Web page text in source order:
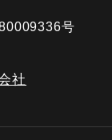
号
社